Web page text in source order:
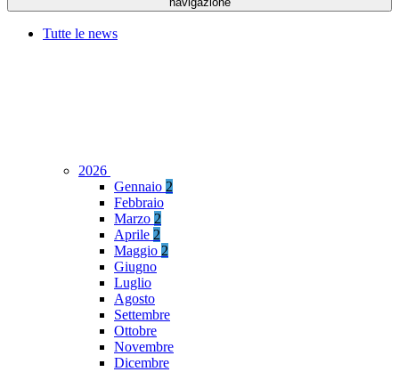
Tutte le news
2026
Gennaio 2
Febbraio
Marzo 2
Aprile 2
Maggio 2
Giugno
Luglio
Agosto
Settembre
Ottobre
Novembre
Dicembre